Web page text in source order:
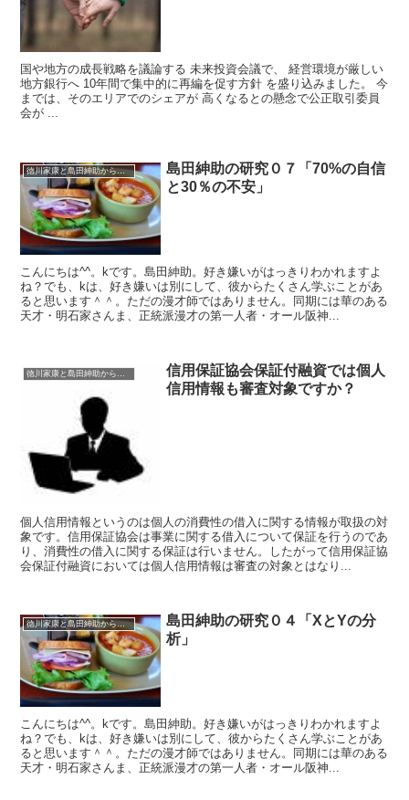
国や地方の成長戦略を議論する 未来投資会議で、 経営環境が厳しい
地方銀行へ 10年間で集中的に再編を促す方針 を盛り込みました。 今
までは、そのエリアでのシェアが 高くなるとの懸念で公正取引委員
会が ...
徳川家康と島田紳助から学ぶ
島田紳助の研究０７「70%の自信
と30％の不安」
こんにちは^^。kです。島田紳助。好き嫌いがはっきりわかれますよ
ね？でも、kは、好き嫌いは別にして、彼からたくさん学ぶことがあ
ると思います＾＾。ただの漫才師ではありません。同期には華のある
天才・明石家さんま、正統派漫才の第一人者・オール阪神...
徳川家康と島田紳助から学ぶ
信用保証協会保証付融資では個人
信用情報も審査対象ですか？
個人信用情報というのは個人の消費性の借入に関する情報が取扱の対
象です。信用保証協会は事業に関する借入について保証を行うのであ
り、消費性の借入に関する保証は行いません。したがって信用保証協
会保証付融資においては個人信用情報は審査の対象とはなり...
徳川家康と島田紳助から学ぶ
島田紳助の研究０４「XとYの分
析」
こんにちは^^。kです。島田紳助。好き嫌いがはっきりわかれますよ
ね？でも、kは、好き嫌いは別にして、彼からたくさん学ぶことがあ
ると思います＾＾。ただの漫才師ではありません。同期には華のある
天才・明石家さんま、正統派漫才の第一人者・オール阪神...